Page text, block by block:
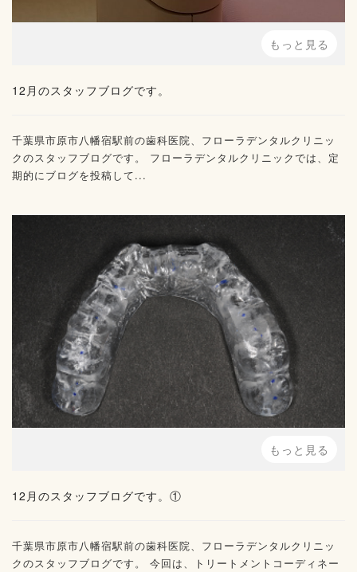
もっと見る
12月のスタッフブログです。
千葉県市原市八幡宿駅前の歯科医院、フローラデンタルクリニッ
クのスタッフブログです。 フローラデンタルクリニックでは、定
期的にブログを投稿して...
もっと見る
12月のスタッフブログです。①
千葉県市原市八幡宿駅前の歯科医院、フローラデンタルクリニッ
クのスタッフブログです。 今回は、トリートメントコーディネー